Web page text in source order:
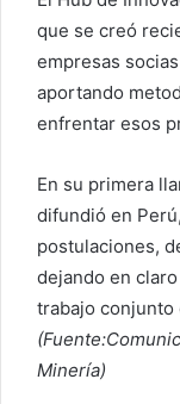
que se creó
empresas
aportando
enfrentar esos
En su primera
difundió en
postulaciones,
dejando en
trabajo conjunto
Minería)